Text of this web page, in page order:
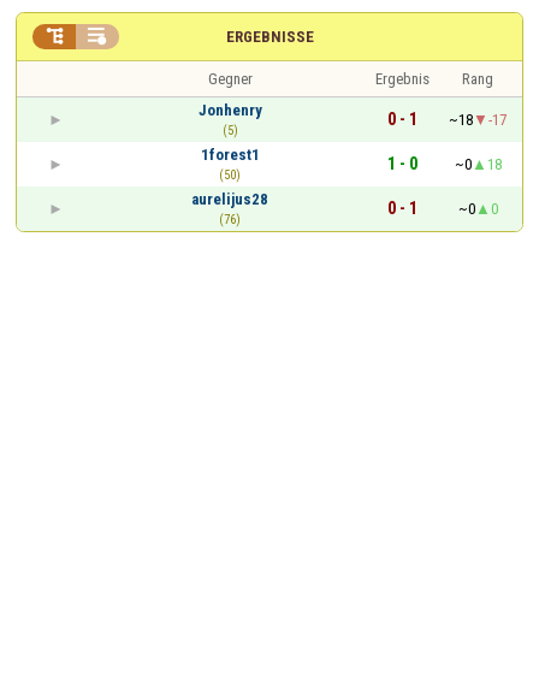
ERGEBNISSE
 
Gegner Ergebnis
Rang
Jonhenry
(5)
0 - 1 ~18
-17
1forest1
(50)
1 - 0 ~0
18
aurelijus28
(76)
0 - 1 ~0 0